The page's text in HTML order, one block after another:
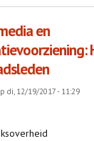
en
di, 12/19/2017 - 11:29